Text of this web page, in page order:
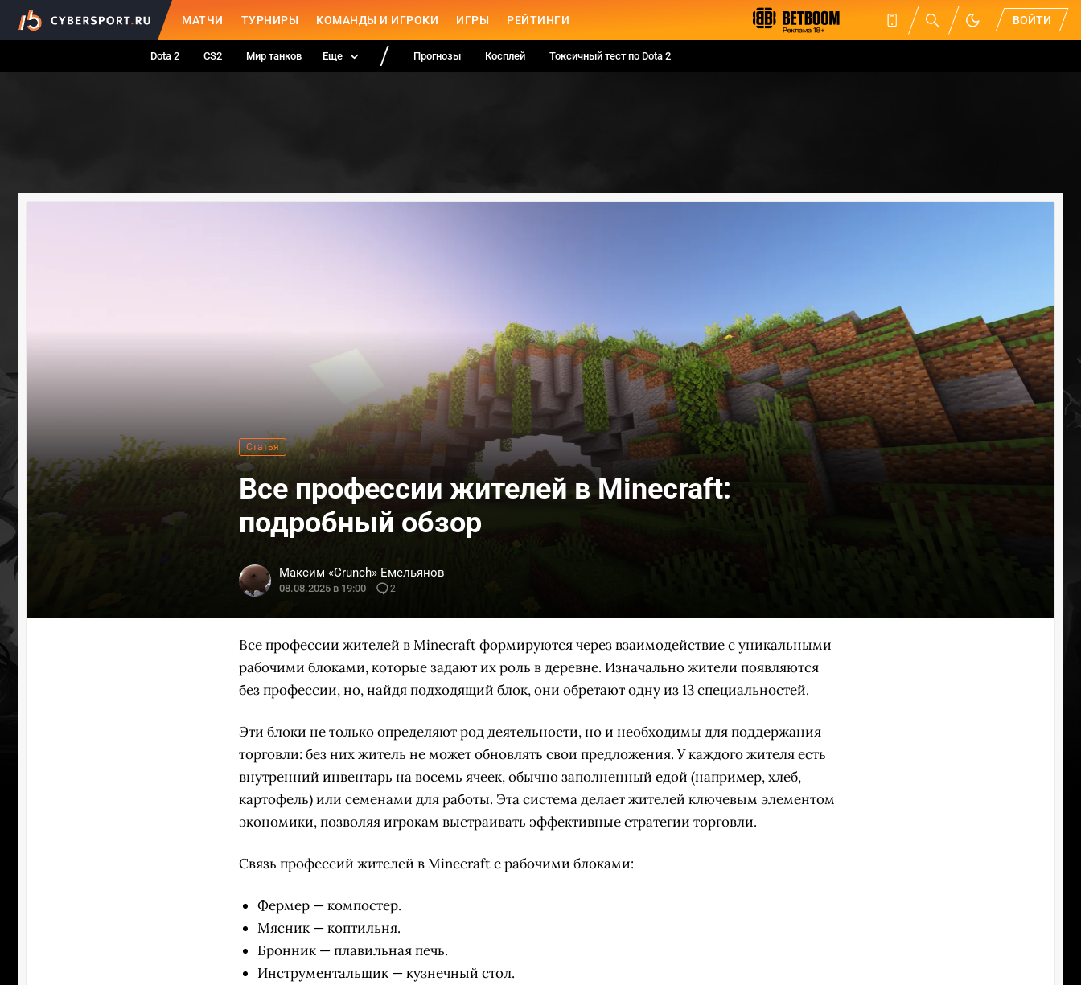
МАТЧИ ТУРНИРЫ КОМАНДЫ И ИГРОКИ ИГРЫ РЕЙТИНГИ ВОЙТИ
Dota 2 CS2 Мир танков Еще Прогнозы Косплей Токсичный тест по Dota 2
Статья
Все профессии жителей в Minecraft:
подробный обзор
Максим «Crunch» Емельянов
08.08.2025 в 19:00 2
Все профессии жителей вMinecraftформируются через взаимодействие с уникальными
рабочими блоками, которые задают их роль в деревне. Изначально жители появляются
без профессии, но, найдя подходящий блок, они обретают одну из 13 специальностей.
Эти блоки не только определяют род деятельности, но и необходимы для поддержания
торговли: без них житель не может обновлять свои предложения. У каждого жителя есть
внутренний инвентарь на восемь ячеек, обычно заполненный едой (например, хлеб,
картофель) или семенами для работы. Эта система делает жителей ключевым элементом
экономики, позволяя игрокам выстраивать эффективные стратегии торговли.
Связь профессий жителей в Minecraft с рабочими блоками:
Фермер — компостер.
Мясник — коптильня.
Бронник — плавильная печь.
Инструментальщик — кузнечный стол.